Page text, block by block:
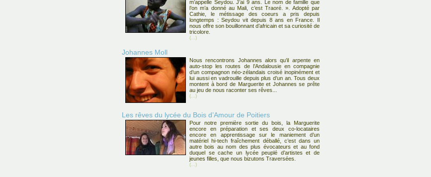
m’appelle Seydou. J’ai 9 ans. Le nom de famille que
l’on m’a donné au Mali, c’est Traoré. ». Adopté par
Cathie, le métissage des coeurs a pris depuis
longtemps : Seydou vit depuis 8 ans en France. Il
nous offre son bouillonnant d’africain et sa curiosité de
tricolore.
(...)
Johannes Moll
Nous rencontrons Johannes alors qu’il arpente en
auto-stop les routes de l’Andalousie en compagnie
d’un compagnon néo-zélandais croisé inopinément et
lui aussi en vadrouille depuis plus d’un an. Tous deux
montent à bord de Marguerite et Johannes se prête
au jeu de nous raconter ses rêves...
(...)
Les rêves du lycée du Bois d’Amour de Poitiers
Pour notre première sortie du bois, la Marguerite
encore en préparation et ses deux co-locataires
encore en apprentissage sur le maniement d’un
matériel hi-tech fraîchement déballé, c’est dans un
autre bois au nom des plus évocateurs et au fond
duquel se cache un lycée peuplé d’artistes et de
jeunes filles, que nous bizutons Traversées.
(...)